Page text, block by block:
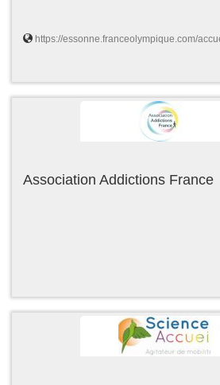
https://essonne.franceolympique.com/
Association Addictions France